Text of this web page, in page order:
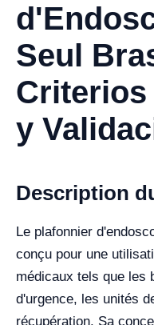
Seul
Criterios
y
Description
Le plafonnier
conçu pour une
médicaux tels que les
d'urgence, les unités
récupération. Sa